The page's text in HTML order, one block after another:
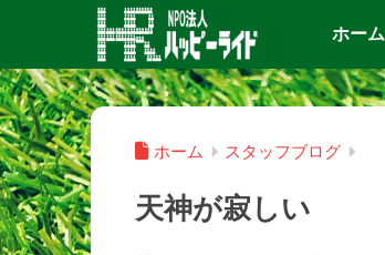
ホーム
ホーム スタッフブログ
天神が寂しい